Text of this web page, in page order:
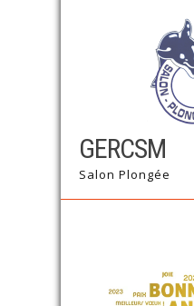
GERCSM
Salon Plongée